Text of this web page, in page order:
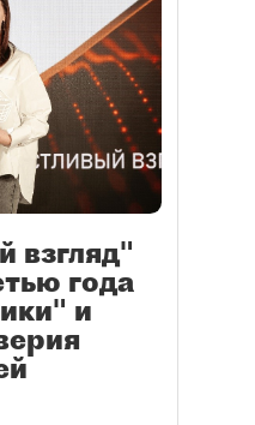
взгляд"
года
и